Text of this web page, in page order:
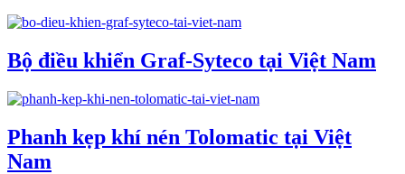
Bộ điều khiển Graf-Syteco tại Việt Nam
Phanh kẹp khí nén Tolomatic tại Việt
Nam